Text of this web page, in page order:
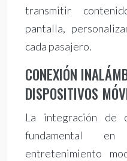
transmitir
pantalla,
cada pasajero.
CONEXIÓN
DISPOSITIVOS
La integración de
fundamental
entretenimiento